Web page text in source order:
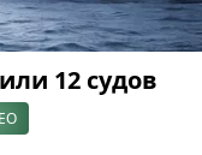
12 судов